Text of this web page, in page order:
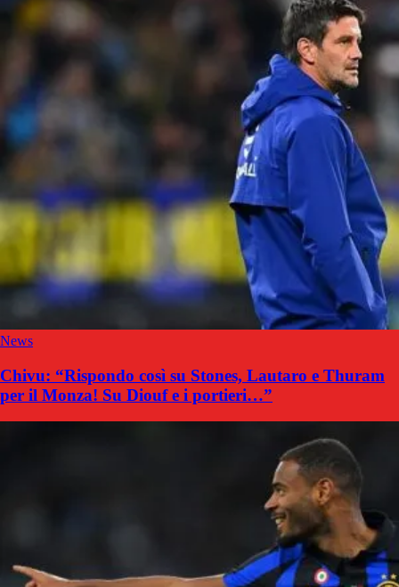
News
Chivu: “Rispondo così su Stones, Lautaro e Thuram
per il Monza! Su Diouf e i portieri…”